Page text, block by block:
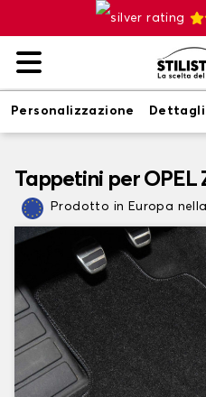
Personalizzazione Dettagli
Tappetini per OPEL
Prodotto in Europa